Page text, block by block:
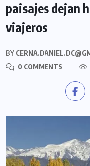
paisajes dejan
viajeros
BY
0 COMMENTS